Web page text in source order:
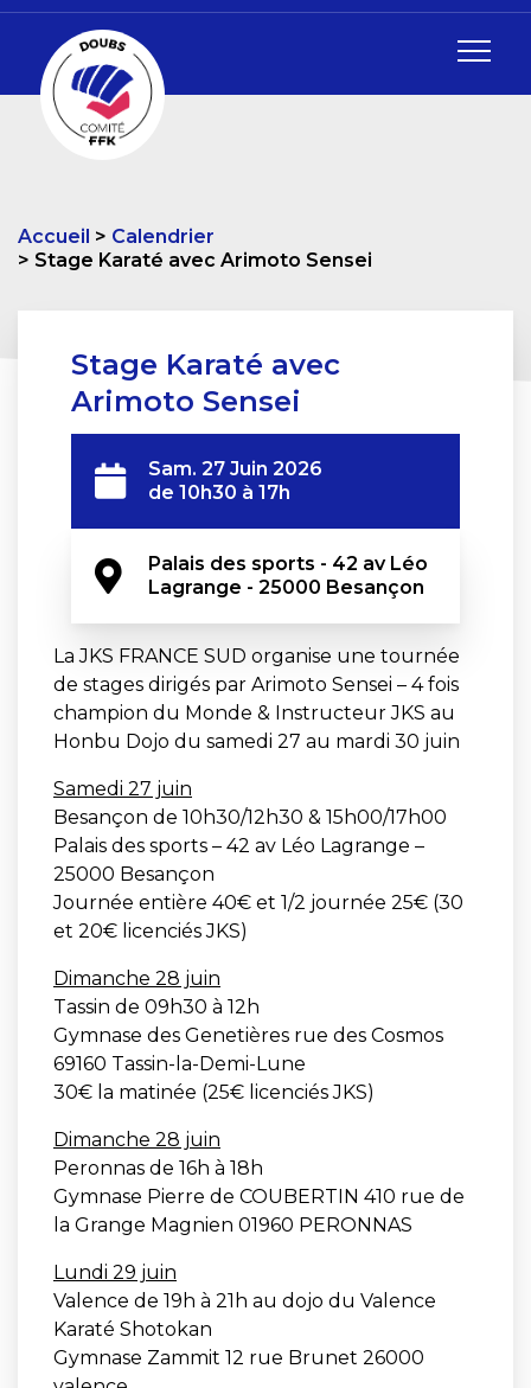
Accueil
Calendrier
Stage Karaté avec Arimoto Sensei
Stage Karaté avec
Arimoto Sensei
Sam. 27 Juin 2026
de 10h30 à 17h
Palais des sports - 42 av Léo
Lagrange - 25000 Besançon
La JKS FRANCE SUD organise une tournée
de stages dirigés par Arimoto Sensei – 4 fois
champion du Monde & Instructeur JKS au
Honbu Dojo du samedi 27 au mardi 30 juin
Samedi 27 juin
Besançon de 10h30/12h30 & 15h00/17h00
Palais des sports – 42 av Léo Lagrange –
25000 Besançon
Journée entière 40€ et 1/2 journée 25€ (30
et 20€ licenciés JKS)
Dimanche 28 juin
Tassin de 09h30 à 12h
Gymnase des Genetières rue des Cosmos
69160 Tassin-la-Demi-Lune
30€ la matinée (25€ licenciés JKS)
Dimanche 28 juin
Peronnas de 16h à 18h
Gymnase Pierre de COUBERTIN 410 rue de
la Grange Magnien 01960 PERONNAS
Lundi 29 juin
Valence de 19h à 21h au dojo du Valence
Karaté Shotokan
Gymnase Zammit 12 rue Brunet 26000